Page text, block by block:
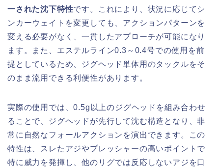
一された沈下特性です。これにより、状況に応じてシ
ンカーウェイトを変更しても、アクションパターンを
変える必要がなく、一貫したアプローチが可能になり
ます。また、エステルライン0.3～0.4号での使用を前
提としているため、ジグヘッド単体用のタックルをそ
のまま流用できる利便性があります。
実際の使用では、0.5g以上のジグヘッドを組み合わせ
ることで、ジグヘッドが先行して沈む構造となり、非
常に自然なフォールアクションを演出できます。この
特性は、スレたアジやプレッシャーの高いポイントで
特に威力を発揮し、他のリグでは反応しないアジを口